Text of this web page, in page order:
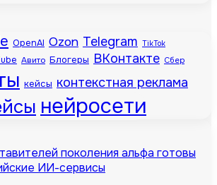
OpenAI Ozon Telegram TikTok
Авито Блогеры ВКонтакте Сбер
кейсы контекстная реклама
нейросети
поколения альфа готовы
ИИ-сервисы